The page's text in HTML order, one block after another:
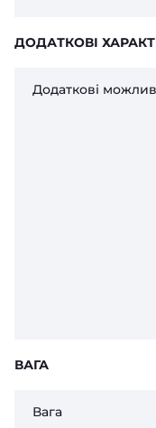
ДОДАТКОВІ
Додаткові
ВАГА
Вага